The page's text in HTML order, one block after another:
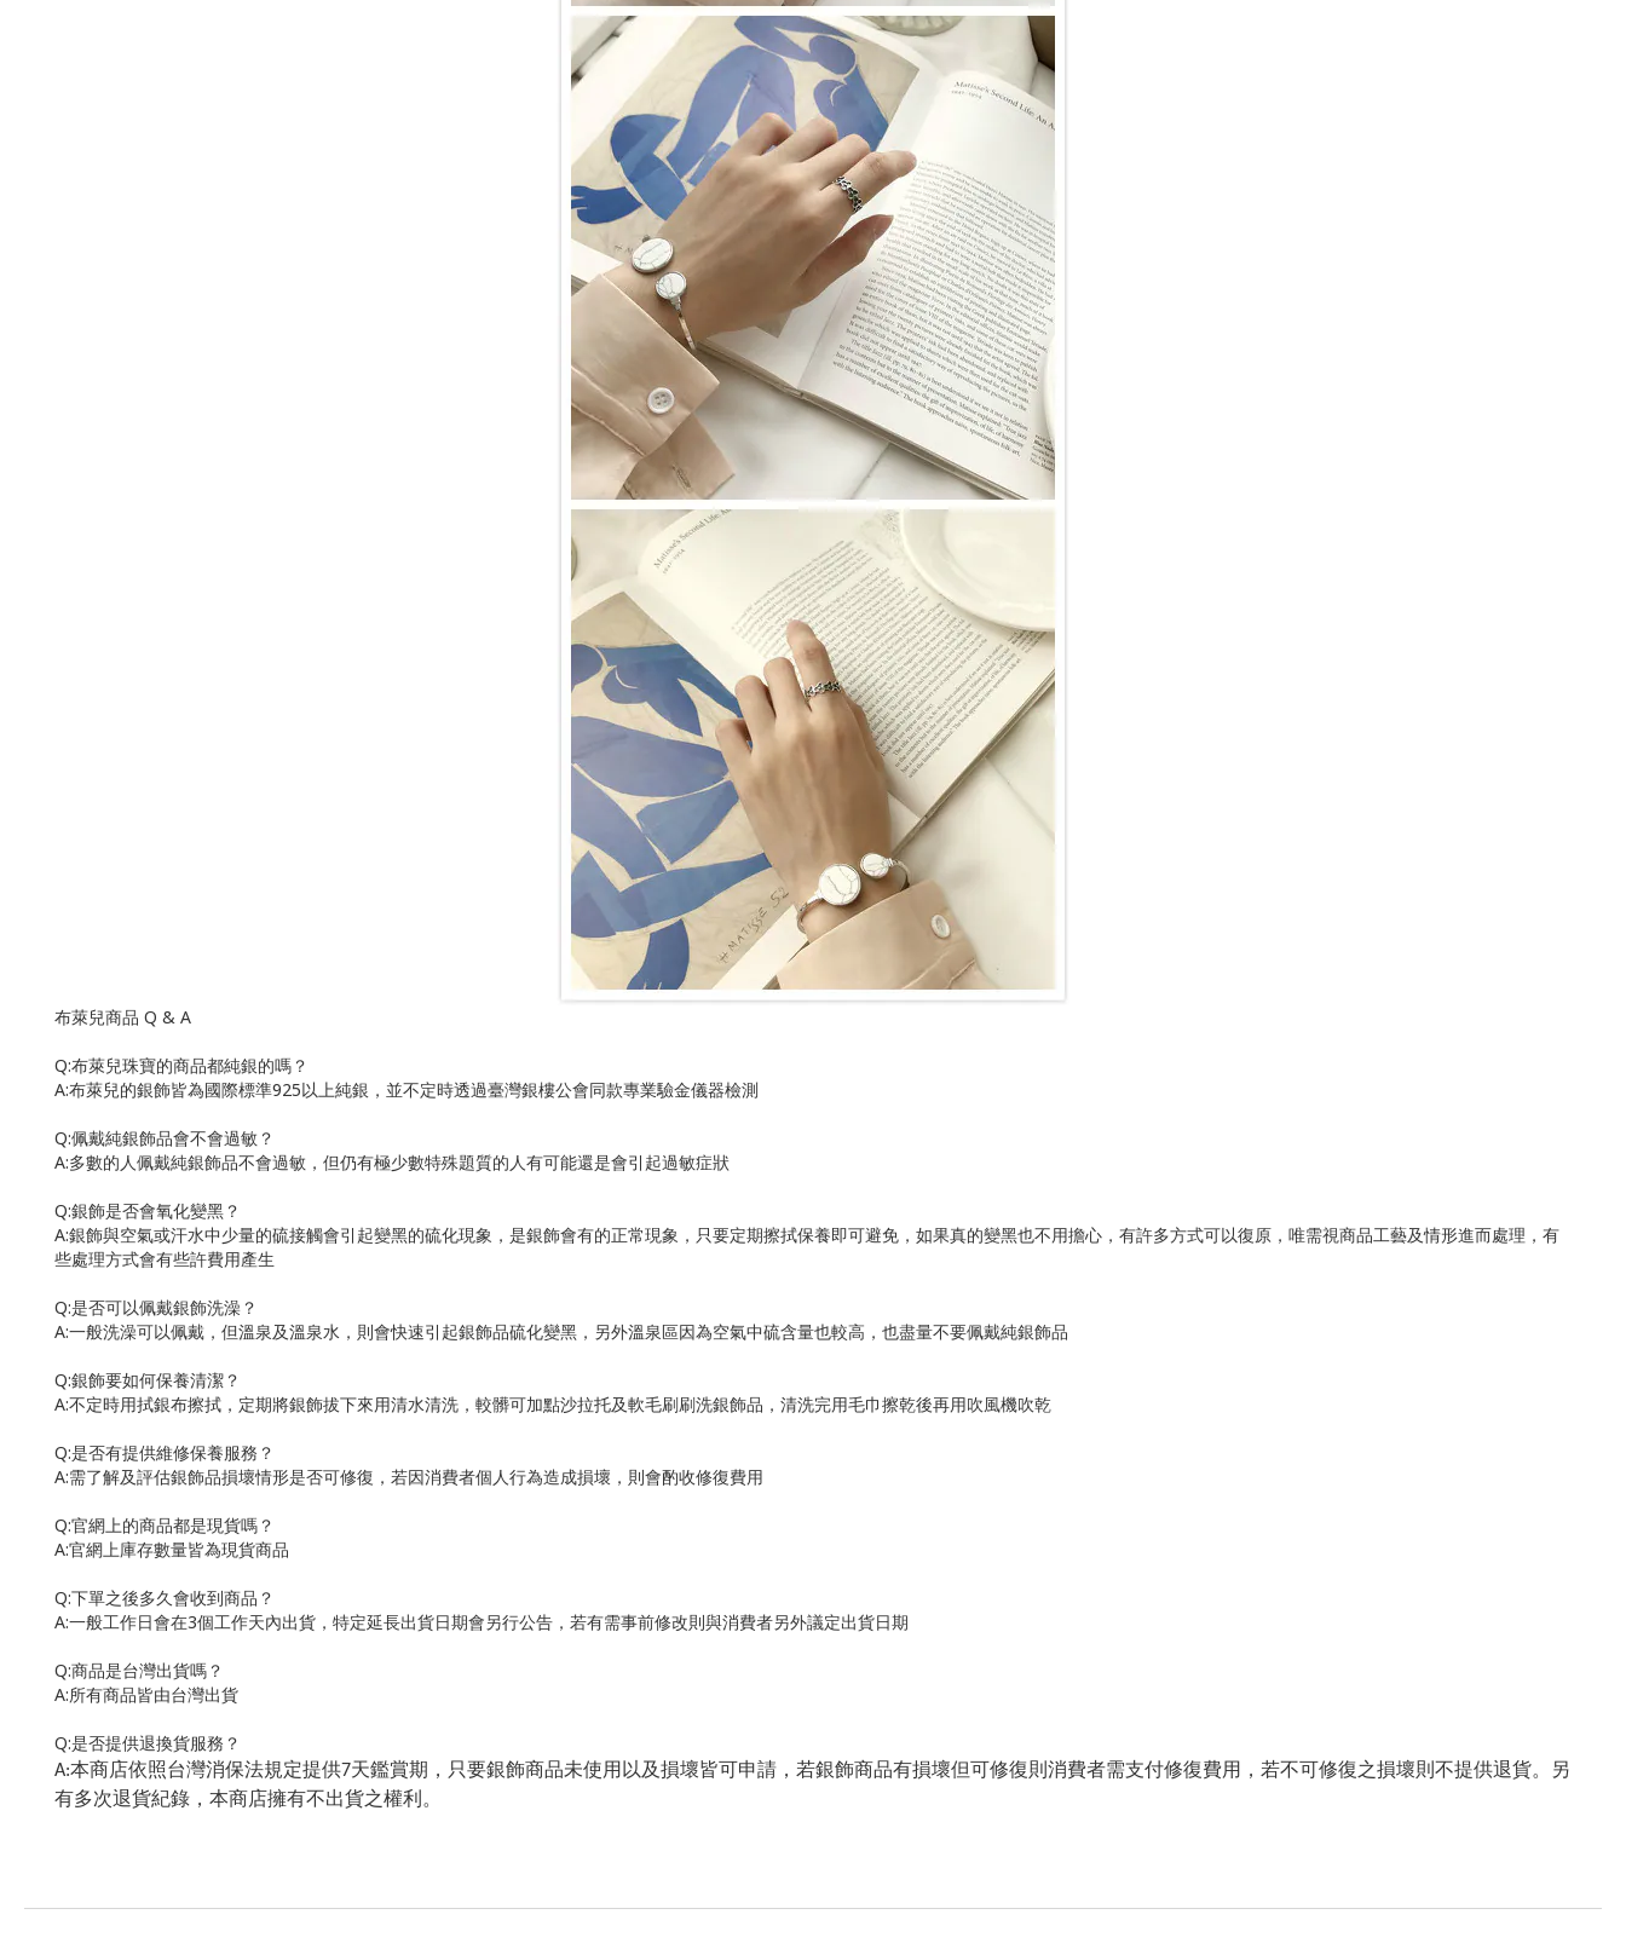
布萊兒商品 Q & A
Q:布萊兒珠寶的商品都純銀的嗎？
A:布萊兒的銀飾皆為國際標準925以上純銀，並不定時透過臺灣銀樓公會同款專業驗金儀器檢測
Q:佩戴純銀飾品會不會過敏？
A:多數的人佩戴純銀飾品不會過敏，但仍有極少數特殊題質的人有可能還是會引起過敏症狀
Q:銀飾是否會氧化變黑？
A:銀飾與空氣或汗水中少量的硫接觸會引起變黑的硫化現象，是銀飾會有的正常現象，只要定期擦拭保養即可避免，如果真的變黑也不用擔心，有許多方式可以復原，唯需視商品工藝及情形進而處理，有
些處理方式會有些許費用產生
Q:是否可以佩戴銀飾洗澡？
A:一般洗澡可以佩戴，但溫泉及溫泉水，則會快速引起銀飾品硫化變黑，另外溫泉區因為空氣中硫含量也較高，也盡量不要佩戴純銀飾品
Q:銀飾要如何保養清潔？
A:不定時用拭銀布擦拭，定期將銀飾拔下來用清水清洗，較髒可加點沙拉托及軟毛刷刷洗銀飾品，清洗完用毛巾擦乾後再用吹風機吹乾
Q:是否有提供維修保養服務？
A:需了解及評估銀飾品損壞情形是否可修復，若因消費者個人行為造成損壞，則會酌收修復費用
Q:官網上的商品都是現貨嗎？
A:官網上庫存數量皆為現貨商品
Q:下單之後多久會收到商品？
A:一般工作日會在3個工作天內出貨，特定延長出貨日期會另行公告，若有需事前修改則與消費者另外議定出貨日期
Q:商品是台灣出貨嗎？
A:所有商品皆由台灣出貨
Q:是否提供退換貨服務？
A:本商店依照台灣消保法規定提供7天鑑賞期，只要銀飾商品未使用以及損壞皆可申請，若銀飾商品有損壞但可修復則消費者需支付修復費用，若不可修復之損壞則不提供退貨。另
有多次退貨紀錄，本商店擁有不出貨之權利。